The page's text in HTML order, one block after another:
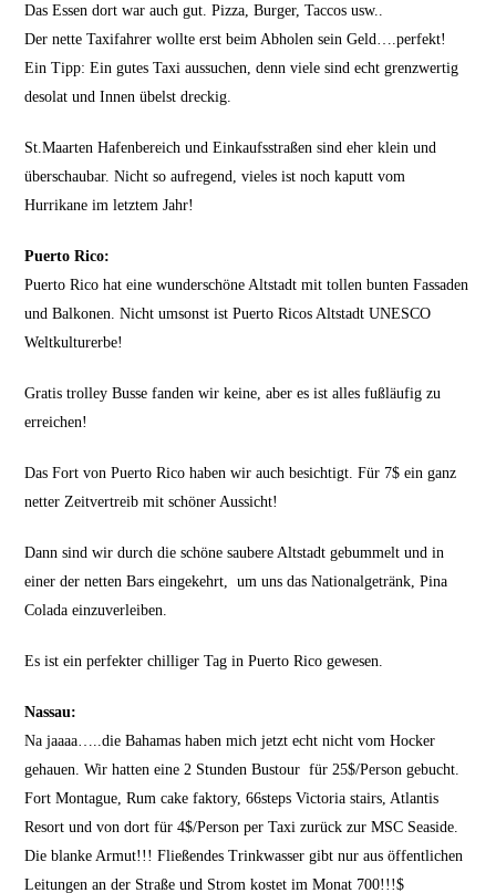
Das Essen dort war auch gut. Pizza, Burger, Taccos usw..
Der nette Taxifahrer wollte erst beim Abholen sein Geld….perfekt!
Ein Tipp: Ein gutes Taxi aussuchen, denn viele sind echt grenzwertig
desolat und Innen übelst dreckig.
St.Maarten Hafenbereich und Einkaufsstraßen sind eher klein und
überschaubar. Nicht so aufregend, vieles ist noch kaputt vom
Hurrikane im letztem Jahr!
Puerto Rico:
Puerto Rico hat eine wunderschöne Altstadt mit tollen bunten Fassaden
und Balkonen. Nicht umsonst ist Puerto Ricos Altstadt UNESCO
Weltkulturerbe!
Gratis trolley Busse fanden wir keine, aber es ist alles fußläufig zu
erreichen!
Das Fort von Puerto Rico haben wir auch besichtigt. Für 7$ ein ganz
netter Zeitvertreib mit schöner Aussicht!
Dann sind wir durch die schöne saubere Altstadt gebummelt und in
einer der netten Bars eingekehrt, um uns das Nationalgetränk, Pina
Colada einzuverleiben.
Es ist ein perfekter chilliger Tag in Puerto Rico gewesen.
Nassau:
Na jaaaa…..die Bahamas haben mich jetzt echt nicht vom Hocker
gehauen. Wir hatten eine 2 Stunden Bustour für 25$/Person gebucht.
Fort Montague, Rum cake faktory, 66steps Victoria stairs, Atlantis
Resort und von dort für 4$/Person per Taxi zurück zur MSC Seaside.
Die blanke Armut!!! Fließendes Trinkwasser gibt nur aus öffentlichen
Leitungen an der Straße und Strom kostet im Monat 700!!!$